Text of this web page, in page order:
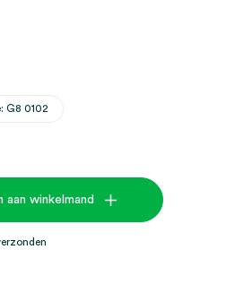
G8 0102
aan winkelmand